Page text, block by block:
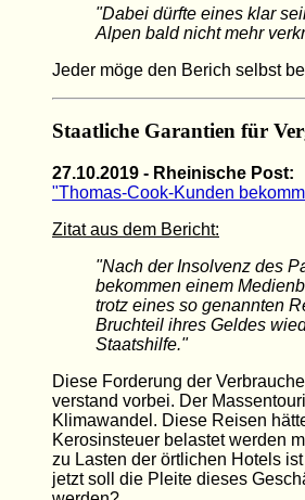
"Dabei dürfte eines klar
Alpen bald nicht mehr
Jeder möge den Berich selbst
Staatliche Garantien für
27.10.2019 - Rheinische Post:
"Thomas-Cook-Kunden
Zitat aus dem Bericht:
"Nach der Insolvenz des
bekommen einem
trotz eines so genannten
Bruchteil ihres Geldes
Staatshilfe."
Diese Forderung der
verstand vorbei. Der
Klimawandel. Diese Reisen
Kerosinsteuer belastet werden
zu Lasten der örtlichen Hotels
jetzt soll die Pleite dieses